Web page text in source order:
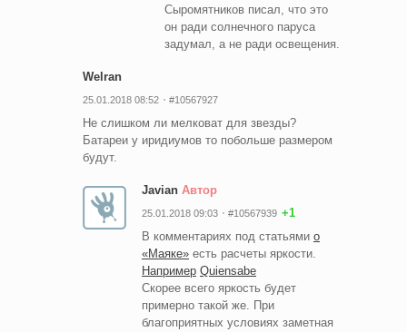
Сыромятников писал, что это
он ради солнечного паруса
задумал, а не ради освещения.
Welran
25.01.2018 08:52 #10567927
Не слишком ли мелковат для звезды?
Батареи у иридиумов то побольше размером
будут.
Javian Автор
25.01.2018 09:03 #10567939 +1
В комментариях под статьями о
«Маяке» есть расчеты яркости.
Например Quiensabe
Скорее всего яркость будет
примерно такой же. При
благоприятных условиях заметная